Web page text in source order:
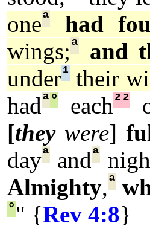
oneª had
wings;ª and
under¹ their
hadª° each²²
[theywere]
dayª andª
Almighty,ª
°" {Rev 4:8}